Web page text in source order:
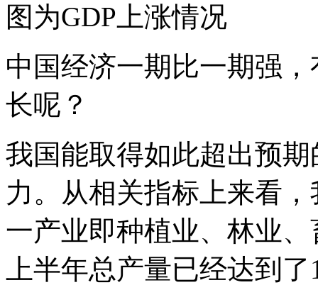
图为GDP上涨情况
中国经济一期比一期强
长呢？
我国能取得如此超出预
力。从相关指标上来看
一产业即种植业、林业
上半年总产量已经达到